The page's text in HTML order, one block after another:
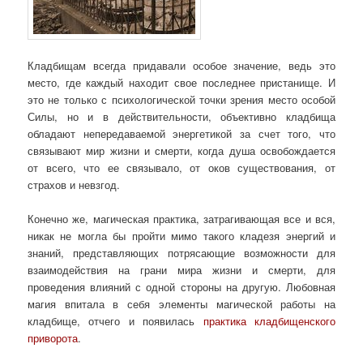
Кладбищам всегда придавали особое значение, ведь это
место, где каждый находит свое последнее пристанище. И
это не только с психологической точки зрения место особой
Силы, но и в действительности, объективно кладбища
обладают непередаваемой энергетикой за счет того, что
связывают мир жизни и смерти, когда душа освобождается
от всего, что ее связывало, от оков существования, от
страхов и невзгод.
Конечно же, магическая практика, затрагивающая все и вся,
никак не могла бы пройти мимо такого кладезя энергий и
знаний, представляющих потрясающие возможности для
взаимодействия на грани мира жизни и смерти, для
проведения влияний с одной стороны на другую. Любовная
магия впитала в себя элементы магической работы на
кладбище, отчего и появилась практика кладбищенского
приворота.